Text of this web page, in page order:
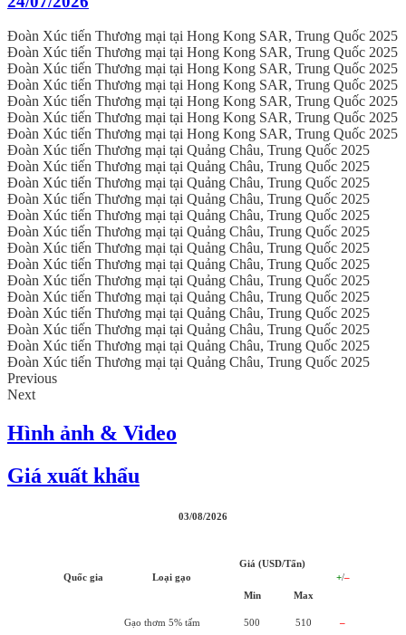
Đoàn Xúc tiến Thương mại tại Hong Kong SAR, Trung Quốc 2025
Đoàn Xúc tiến Thương mại tại Hong Kong SAR, Trung Quốc 2025
Đoàn Xúc tiến Thương mại tại Hong Kong SAR, Trung Quốc 2025
Đoàn Xúc tiến Thương mại tại Hong Kong SAR, Trung Quốc 2025
Đoàn Xúc tiến Thương mại tại Hong Kong SAR, Trung Quốc 2025
Đoàn Xúc tiến Thương mại tại Hong Kong SAR, Trung Quốc 2025
Đoàn Xúc tiến Thương mại tại Hong Kong SAR, Trung Quốc 2025
Đoàn Xúc tiến Thương mại tại Quảng Châu, Trung Quốc 2025
Đoàn Xúc tiến Thương mại tại Quảng Châu, Trung Quốc 2025
Đoàn Xúc tiến Thương mại tại Quảng Châu, Trung Quốc 2025
Đoàn Xúc tiến Thương mại tại Quảng Châu, Trung Quốc 2025
Đoàn Xúc tiến Thương mại tại Quảng Châu, Trung Quốc 2025
Đoàn Xúc tiến Thương mại tại Quảng Châu, Trung Quốc 2025
Đoàn Xúc tiến Thương mại tại Quảng Châu, Trung Quốc 2025
Đoàn Xúc tiến Thương mại tại Quảng Châu, Trung Quốc 2025
Đoàn Xúc tiến Thương mại tại Quảng Châu, Trung Quốc 2025
Đoàn Xúc tiến Thương mại tại Quảng Châu, Trung Quốc 2025
Đoàn Xúc tiến Thương mại tại Quảng Châu, Trung Quốc 2025
Đoàn Xúc tiến Thương mại tại Quảng Châu, Trung Quốc 2025
Đoàn Xúc tiến Thương mại tại Quảng Châu, Trung Quốc 2025
Đoàn Xúc tiến Thương mại tại Quảng Châu, Trung Quốc 2025
Previous
Next
Hình ảnh & Video
Giá xuất khẩu
03/08/2026
Quốc gia Loại gạo
Giá (USD/Tấn)
+/–
Min
Max
Gạo thơm 5% tấm 500 510 –